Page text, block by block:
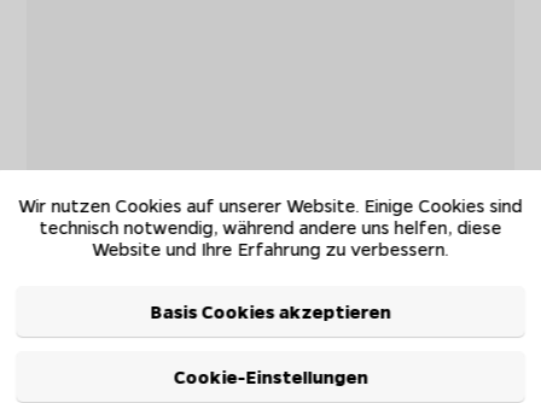
Wir nutzen Cookies auf unserer Website. Einige Cookies sind
technisch notwendig, während andere uns helfen, diese
Website und Ihre Erfahrung zu verbessern.
Basis Cookies akzeptieren
Cookie-Einstellungen